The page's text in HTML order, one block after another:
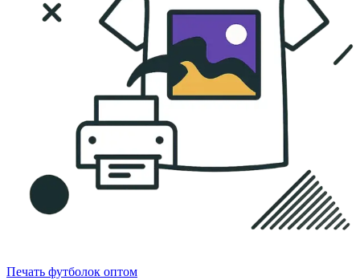
Печать футболок оптом